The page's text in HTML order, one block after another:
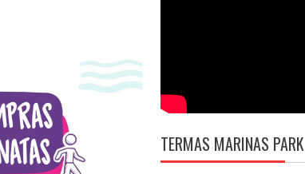
TERMAS MARINAS PARK